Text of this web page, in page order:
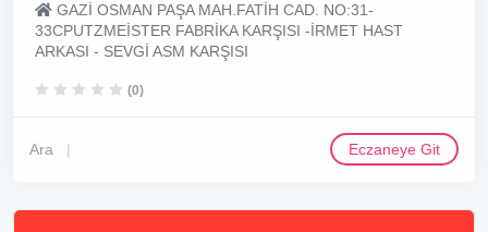
GAZİ OSMAN PAŞA MAH.FATİH CAD. NO:31-
33CPUTZMEİSTER FABRİKA KARŞISI -İRMET HAST
ARKASI - SEVGİ ASM KARŞISI
(0)
Ara Eczaneye Git